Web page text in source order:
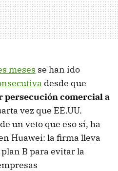
meses se han ido
desde que
persecución comercial a
vez que EE.UU.
un veto que eso sí, ha
Huawei: la firma lleva
B para evitar la